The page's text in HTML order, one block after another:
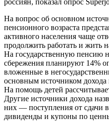
На вопрос об основном
пенсионного возраста
активного населения чаще
продолжить работать и жить
На государственную пенсию
сбережения планируют 14%
вложенные в
основным источником дохода
На помощь детей
Другие источники дохода
них — поступления от сдачи
дивиденды и купоны по